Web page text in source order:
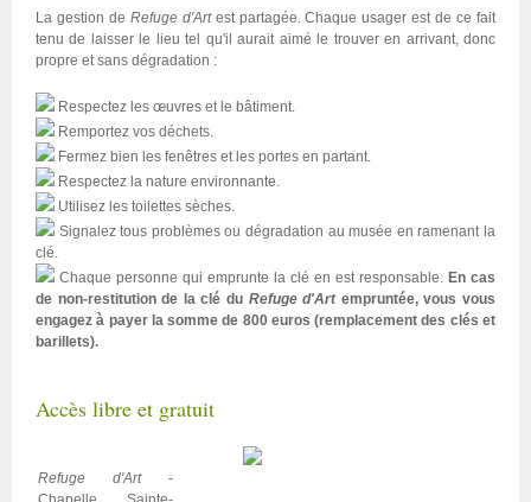
La gestion de Refuge d'Artest partagée. Chaque usager est de ce fait
tenu de laisser le lieu tel qu'il aurait aimé le trouver en arrivant, donc
propre et sans dégradation :
Respectez les œuvres et le bâtiment.
Remportez vos déchets.
Fermez bien les fenêtres et les portes en partant.
Respectez la nature environnante.
Utilisez les toilettes sèches.
Signalez tous problèmes ou dégradation au musée en ramenant la
clé.
Chaque personne qui emprunte la clé en est responsable. En cas
de non-restitution de la clé du Refuge d'Artempruntée, vous vous
engagez à payer la somme de 800 euros (remplacement des clés et
barillets).
Accès libre et gratuit
Refuge d'Art-